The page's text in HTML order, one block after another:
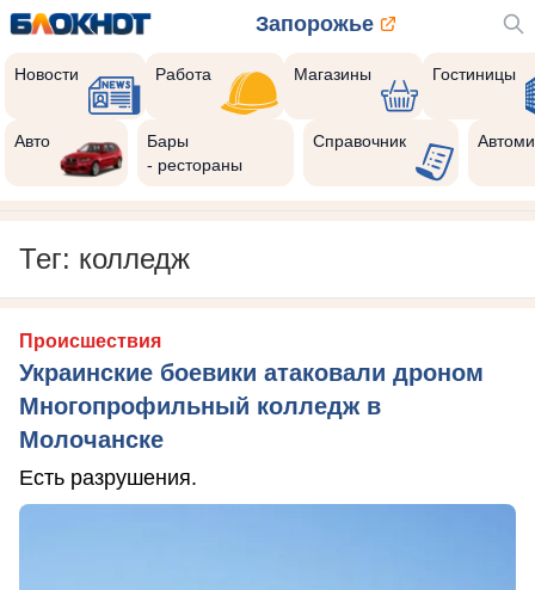
Запорожье
Новости Работа Магазины Гостиницы
Авто
Бары
- рестораны
Справочник
Тег: колледж
Происшествия
Украинские боевики атаковали дроном
Многопрофильный колледж в
Молочанске
Есть разрушения.